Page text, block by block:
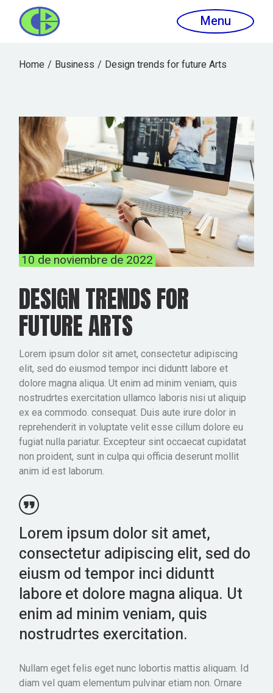
Menu
Home Business Design trends for future Arts
10 de noviembre de 2022
DESIGN TRENDS FOR
FUTURE ARTS
Lorem ipsum dolor sit amet, consectetur adipiscing
elit, sed do eiusmod tempor inci diduntt labore et
dolore magna aliqua. Ut enim ad minim veniam, quis
nostrudrtes exercitation ullamco laboris nisi ut aliquip
ex ea commodo. consequat. Duis aute irure dolor in
reprehenderit in voluptate velit esse cillum dolore eu
fugiat nulla pariatur. Excepteur sint occaecat cupidatat
non proident, sunt in culpa qui officia deserunt mollit
anim id est laborum.
Lorem ipsum dolor sit amet,
consectetur adipiscing elit, sed do
eiusm od tempor inci diduntt
labore et dolore magna aliqua. Ut
enim ad minim veniam, quis
nostrudrtes exercitation.
Nullam eget felis eget nunc lobortis mattis aliquam. Id
diam vel quam elementum pulvinar etiam non. Ornare